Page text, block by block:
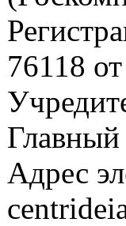
76118
Главный
Адрес